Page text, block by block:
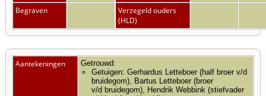
Begraven
Verzegeld ouders
(HLD)
Aantekeningen
Getrouwd:
Getuigen: Gerhardus Letteboer (half broer v/d
bruidegom), Bartus Letteboer (broer
v/d bruidegom), Hendrik Webbink (stiefvader